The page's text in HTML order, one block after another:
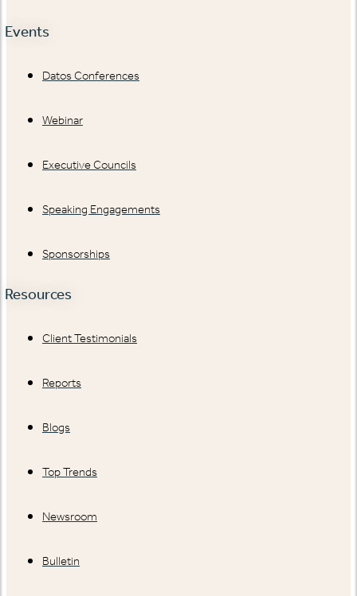
Events
Datos Conferences
Webinar
Executive Councils
Speaking Engagements
Sponsorships
Resources
Client Testimonials
Reports
Blogs
Top Trends
Newsroom
Bulletin